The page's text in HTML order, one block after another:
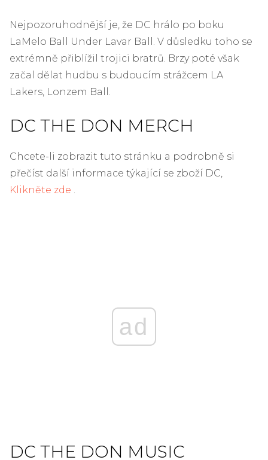
Nejpozoruhodnější je, že DC hrálo po boku
LaMelo Ball Under Lavar Ball. V důsledku toho se
extrémně přiblížil trojici bratrů. Brzy poté však
začal dělat hudbu s budoucím strážcem LA
Lakers, Lonzem Ball.
DC THE DON MERCH
Chcete-li zobrazit tuto stránku a podrobně si
přečíst další informace týkající se zboží DC,
Klikněte zde
ad
DC THE DON MUSIC